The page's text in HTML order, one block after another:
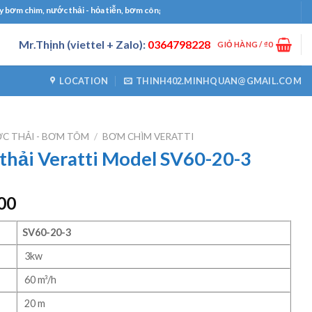
nước thải - hỏa tiễn, bơm công nghiệp, bơm định lượng, máy thổi khí, máy
Mr.Thịnh (viettel + Zalo): 0364798228 GIỎ HÀNG /₫0
LOCATION THINH402.MINHQUAN@GMAIL.COM
THẢI - BƠM TÕM / BƠM CHÌM VERATTI
Veratti Model SV60-20-3
Giá
hiện
tại
là:
₫6450000.
SV60-20-3
3kw
60 m³/h
20 m